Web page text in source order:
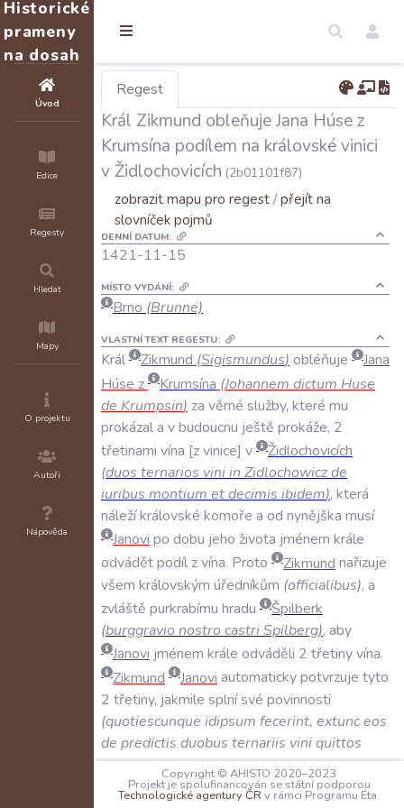
Historické
prameny
na dosah
Úvod
Edice
Regesty
Hledat
Mapy
O projektu
Autoři
Nápověda
Regest
Král Zikmund obleňuje Jana Húse z
Krumsína podílem na královské vinici
v Židlochovicích (2b01101f87)
zobrazit mapu pro regest/přejít na
slovníček pojmů
DENNÍ DATUM:
1421-11-15
MÍSTO VYDÁNÍ:
Brno (Brunne)
VLASTNÍ TEXT REGESTU:
Král Zikmund (Sigismundus) obléňuje
Jana
Húse z Krumsína (Johannem dictum Huse
de Krumpsin) za věrné služby, které mu
prokázala vbudoucnu ještě prokáže, 2
třetinami vína zvinice v
Židlochovicích
(duos ternarios viniin Zidlochowiczde
iuribus montium etdecimis ibidem), která
náležíkrálovské komoře a od nynějška musí
Janovi po dobu jeho života jménem krále
odvádětpodíl zvína. Proto Zikmund nařizuje
všem královským úředníkům (officialibus), a
zvláště purkrabímu hradu
Špilberk
(burggravio nostro castriSpilberg), aby
Janovi jménem krále odváděli 2 třetinyvína.
Zikmund
Janovi automatickypotvrzuje tyto
2 třetiny, jakmile splnísvé povinnosti
(quotiescunque idipsum fecerint, extunceos
de predictis duobus ternariis viniquittos
dicimusvigorepresentiumetsolutos).
SVĚDKOVÉ:
Copyright © AHISTO 2020–2023
Projekt je spolufinancován se státní podporou
Technologické agentury ČR v rámci Programu Éta.